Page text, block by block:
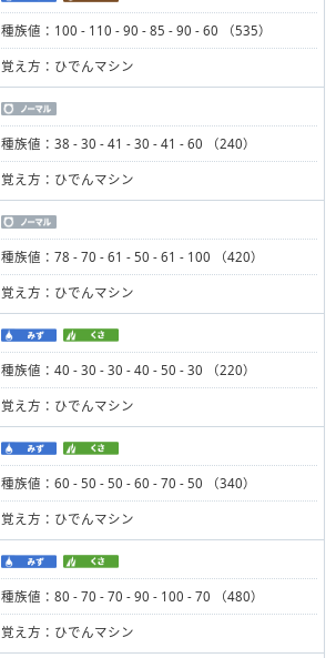
種族値：100 - 110 - 90 - 85 - 90 - 60 （535）
覚え方：ひでんマシン
種族値：38 - 30 - 41 - 30 - 41 - 60 （240）
覚え方：ひでんマシン
種族値：78 - 70 - 61 - 50 - 61 - 100 （420）
覚え方：ひでんマシン
種族値：40 - 30 - 30 - 40 - 50 - 30 （220）
覚え方：ひでんマシン
種族値：60 - 50 - 50 - 60 - 70 - 50 （340）
覚え方：ひでんマシン
種族値：80 - 70 - 70 - 90 - 100 - 70 （480）
覚え方：ひでんマシン